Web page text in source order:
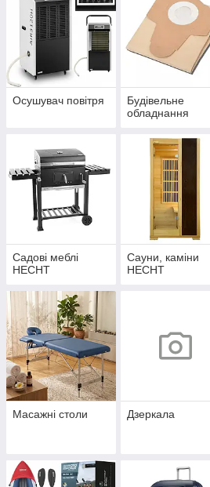
Осушувач повітря
Будівельне
обладнання
Садові меблі
HECHT
Сауни, каміни
HECHT
Масажні столи Дзеркала